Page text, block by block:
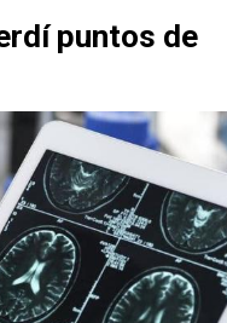
puntos de